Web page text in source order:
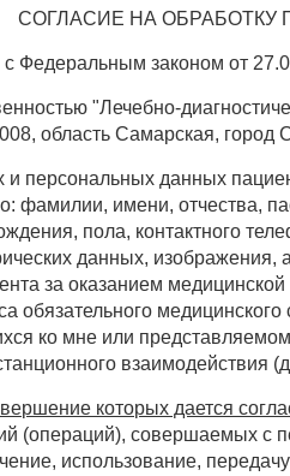
СОГЛАСИЕ НА
с Федеральным законом от
"Лечебно-
область Самарская, город
данных
фамилии, имени, отчества,
пола, контактного
данных,
за оказанием
обязательного
ко мне или
взаимодействия
которых дается
(операций), совершаемых
использование,